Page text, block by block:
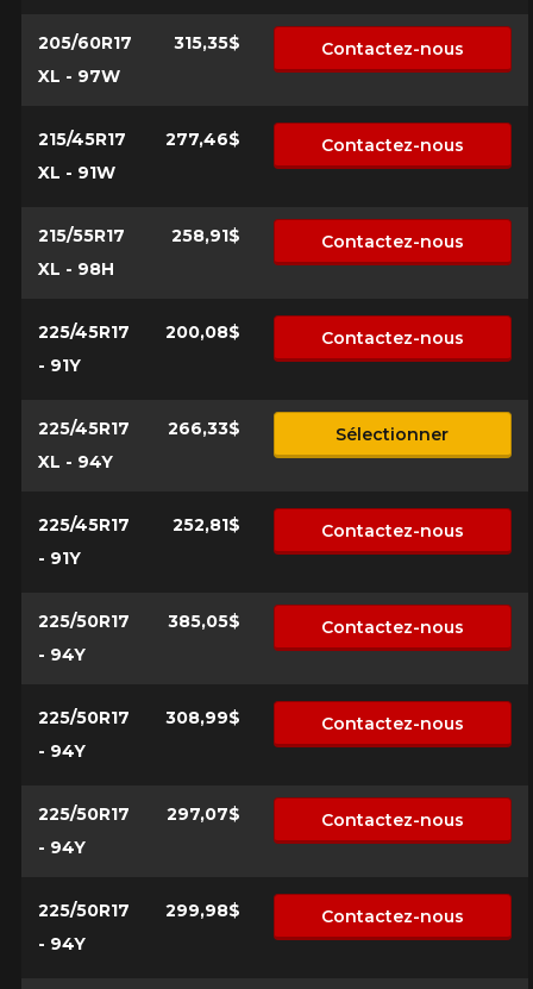
205/60R17
XL - 97W
315,35$ Contactez-nous
215/45R17
XL - 91W
277,46$ Contactez-nous
215/55R17
XL - 98H
258,91$ Contactez-nous
225/45R17
- 91Y
200,08$ Contactez-nous
225/45R17
XL - 94Y
266,33$ Sélectionner
225/45R17
- 91Y
252,81$ Contactez-nous
225/50R17
- 94Y
385,05$ Contactez-nous
225/50R17
- 94Y
308,99$ Contactez-nous
225/50R17
- 94Y
297,07$ Contactez-nous
225/50R17
- 94Y
299,98$ Contactez-nous
Commentaire
Envoyer
N'hésitez pas à contacter notre service
à la clientèle, qui se fera un plaisir de
1-866-220-8025
*Attention cette dimension représente une possibilité
d'équipement pour votre véhicule, vous devez vérifier
l'exactitude de l'information sur votre véhicule directement